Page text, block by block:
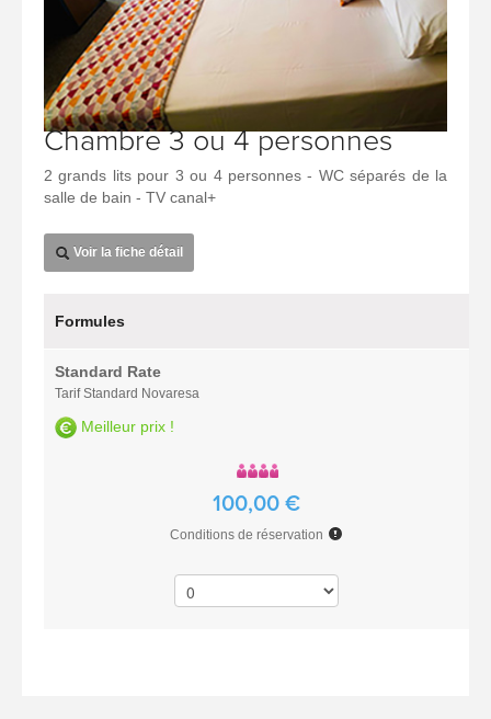
Chambre 3 ou 4 personnes
2 grands lits pour 3 ou 4 personnes - WC séparés de la
salle de bain - TV canal+
Voir la fiche détail
Formules
Standard Rate
Tarif Standard Novaresa
Meilleur prix !
100,00 €
Conditions de réservation